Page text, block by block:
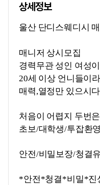
상세정보
울산 단디스웨디시
매니저 상시모집
경력무관 성인 여성
20세 이상 언니들이
매력,열정만 있으시
처음이 어렵지 두번
초보/대학생/투잡환
안전/비밀보장/청결
*안전*청결*비밀*진